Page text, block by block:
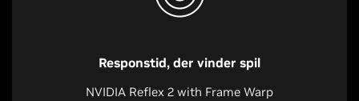
Responstid, der vinder spil
NVIDIA Reflex 2 with Frame Warp